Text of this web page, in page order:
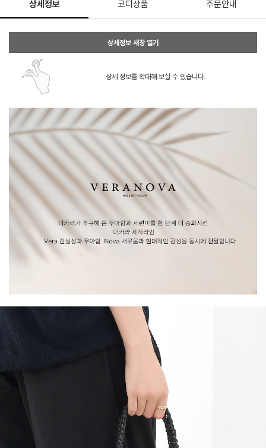
상세정보 코디상품 주문안내
상세정보 새창 열기
상세 정보를 확대해 보실 수 있습니다.